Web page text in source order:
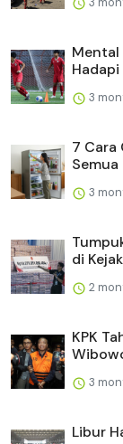
Mental
3
7 Cara
Semua
3
di
2
KPK
3
Libur